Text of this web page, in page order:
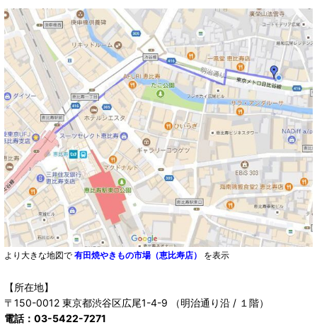
より大きな地図で 有田焼やきもの市場（恵比寿店） を表示
【所在地】
〒150-0012 東京都渋谷区広尾1-4-9 （明治通り沿 / １階）
電話：03-5422-7271